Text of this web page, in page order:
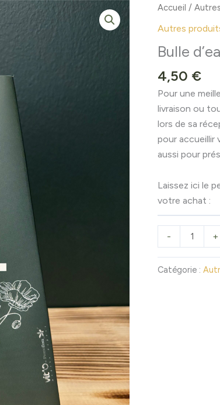
Accueil /
Autres
Bulle
4,50 €
Pour une
livraison ou
lors de sa
pour
aussi pour
Laissez ici le
votre achat :
-
quantité
d’eau
+
Catégorie :